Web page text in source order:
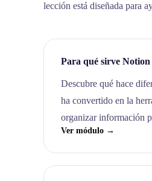
lección está diseñada para
Para qué sirve Notion
Descubre qué hace
ha convertido en la
organizar información
Ver módulo →